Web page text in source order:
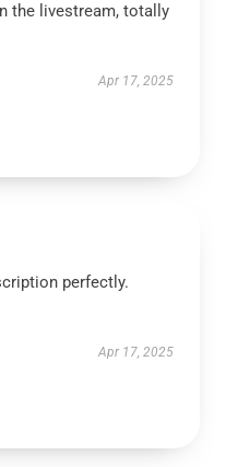
the livestream, totally
Apr 17, 2025
perfectly.
Apr 17, 2025